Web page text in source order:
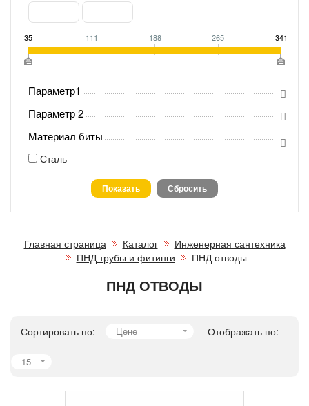
35 111 188 265 341
Параметр1
Параметр 2
Материал биты
Сталь
Главная страница Каталог
Инженерная сантехника
ПНД трубы и фитинги
ПНД отводы
ПНД ОТВОДЫ
Сортировать по: Цене Отображать по:
15